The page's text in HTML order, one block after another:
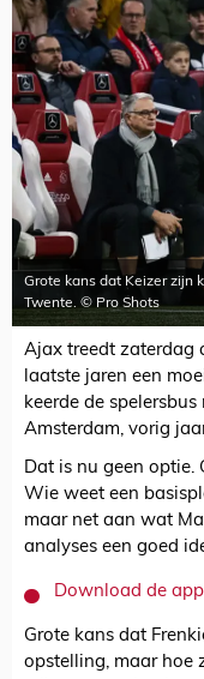
Grote kans dat Keizer zijn
Twente. © Pro Shots
Ajax treedt zaterdag
laatste jaren een
keerde de
Amsterdam, vorig
Dat is nu geen optie.
Wie weet een
maar net aan wat
analyses een goed
Download de app
Grote kans dat
opstelling, maar hoe